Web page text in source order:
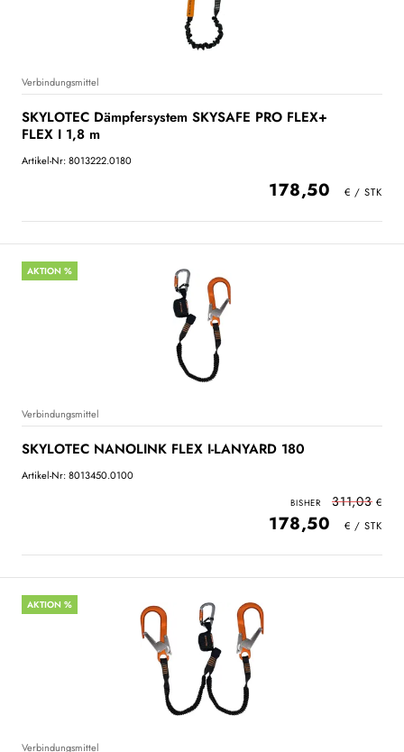
Verbindungsmittel
SKYLOTEC Dämpfersystem SKYSAFE PRO FLEX+
FLEX I 1,8 m
Artikel-Nr: 8013222.0180
178,50
AKTION %
Verbindungsmittel
SKYLOTEC NANOLINK FLEX I-LANYARD 180
Artikel-Nr: 8013450.0100
311,03
178,50
AKTION %
Verbindungsmittel